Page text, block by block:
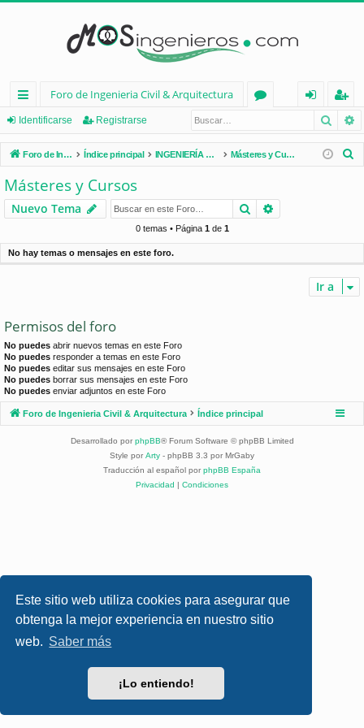
Este sitio web utiliza cookies para asegurar que
obtenga la mejor experiencia en nuestro sitio
web. Saber más
¡Lo entiendo!
nl
ac
es
rá
pi
d
Foro de Ingenieria Civil & Arquitectura
os
nt
ifi
e
eg
ist
ra
Identificarse Registrarse
Foro de Ingenieria Civil & Arquitectura Índice principal INGENIERÍA CIVIL (España) Másteres y Cursos
r
Másteres y Cursos
Nuevo Tema Buscar
0 temas • Página 1de 1
No hay temas o mensajes en este foro.
Ir a
Permisos del foro
No puedes abrir nuevos temas en este Foro
No puedes responder a temas en este Foro
No puedes editar sus mensajes en este Foro
No puedes borrar sus mensajes en este Foro
No puedes enviar adjuntos en este Foro
Foro de Ingenieria Civil & Arquitectura Índice principal
Desarrollado por phpBB® Forum Software © phpBB Limited
Style por Arty - phpBB 3.3 por MrGaby
Traducción al español por phpBB España
Privacidad | Condiciones